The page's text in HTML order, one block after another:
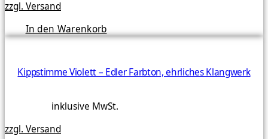
zzgl. Versand
In den Warenkorb
Kippstimme Violett – Edler Farbton, ehrliches Klangwerk
inklusive MwSt.
zzgl. Versand